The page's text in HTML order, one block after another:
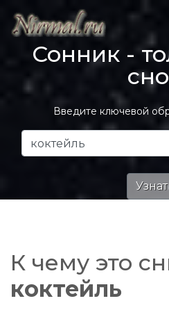
Сонник -
Введите ключевой
К чему это
коктейль